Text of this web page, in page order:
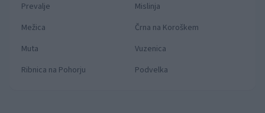
Prevalje
Mislinja
Mežica
Črna na Koroškem
Muta
Vuzenica
Ribnica na Pohorju
Podvelka